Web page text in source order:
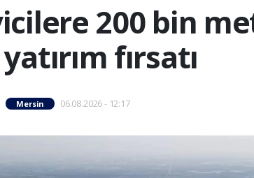
200 bin
fırsatı
Mersin 06.08.2026 - 12:17